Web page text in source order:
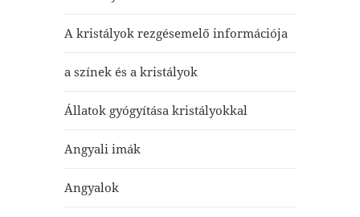
A kristályok rezgésemelő információja
a színek és a kristályok
Állatok gyógyítása kristályokkal
Angyali imák
Angyalok